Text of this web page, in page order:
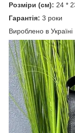
Розміри (см): 24 *
Гарантія: 3 роки
Вироблено в Україні